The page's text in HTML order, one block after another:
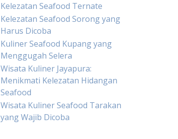
Kelezatan Seafood Ternate
Kelezatan Seafood Sorong yang
Harus Dicoba
Kuliner Seafood Kupang yang
Menggugah Selera
Wisata Kuliner Jayapura:
Menikmati Kelezatan Hidangan
Seafood
Wisata Kuliner Seafood Tarakan
yang Wajib Dicoba